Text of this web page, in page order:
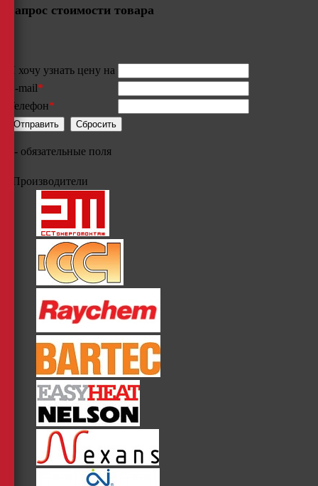
Запрос стоимости товара
Я хочу узнать цену на
E-mail*
Телефон*
- обязательные поля
Производители